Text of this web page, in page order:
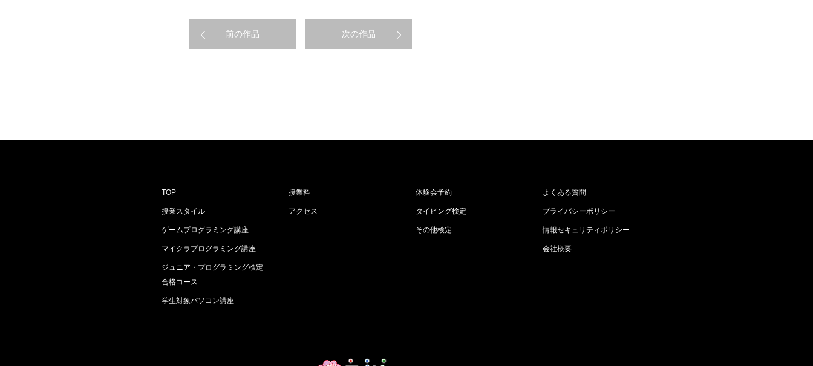
前の作品 次の作品
TOP
授業スタイル
ゲームプログラミング講座
マイクラプログラミング講座
ジュニア・プログラミング検定
合格コース
学生対象パソコン講座
授業料
アクセス
体験会予約
タイピング検定
その他検定
よくある質問
プライバシーポリシー
情報セキュリティポリシー
会社概要